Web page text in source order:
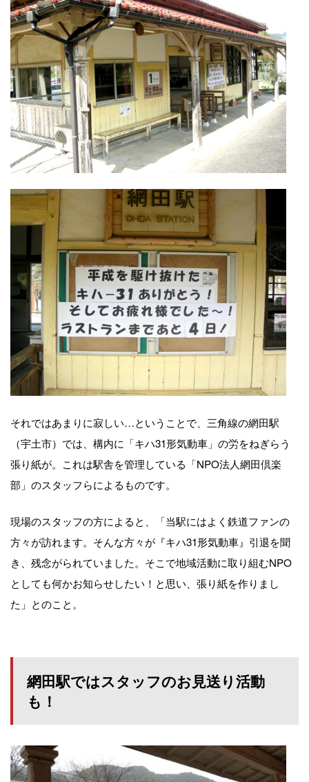
それではあまりに寂しい…ということで、三角線の網田駅
（宇土市）では、構内に「キハ31形気動車」の労をねぎらう
張り紙が。これは駅舎を管理している「NPO法人網田倶楽
部」のスタッフらによるものです。
現場のスタッフの方によると、「当駅にはよく鉄道ファンの
方々が訪れます。そんな方々が『キハ31形気動車』引退を聞
き、残念がられていました。そこで地域活動に取り組むNPO
としても何かお知らせしたい！と思い、張り紙を作りまし
た」とのこと。
網田駅ではスタッフのお見送り活動
も！